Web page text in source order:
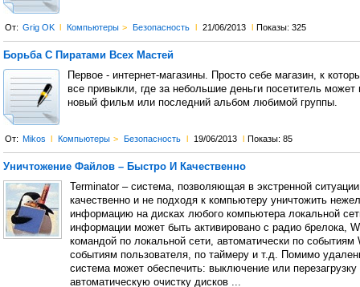
От: Grig OK l Компьютеры > Безопасность l 21/06/2013 l Показы: 325
Борьба С Пиратами Всех Мастей
Первое - интернет-магазины. Просто себе магазин, к
все привыкли, где за небольшие деньги посетитель может
новый фильм или последний альбом любимой группы.
От: Mikos l Компьютеры > Безопасность l 19/06/2013 l Показы: 85
Уничтожение Файлов – Быстро И Качественно
Terminator – система, позволяющая в экстренной
качественно и не подходя к компьютеру уничтожить
информацию на дисках любого компьютера локальной
информации может быть активировано с радио брелока,
командой по локальной сети, автоматически по событиям
событиям пользователя, по таймеру и т.д. Помимо
система может обеспечить: выключение или
автоматическую очистку дисков ...